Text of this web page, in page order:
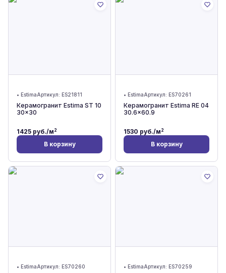
• EstimaАртикул: ES21811
Керамогранит Estima ST 10
30x30
1425 руб./м2
В корзину
• EstimaАртикул: ES70261
Керамогранит Estima RE 04
30.6x60.9
1530 руб./м2
В корзину
• EstimaАртикул: ES70260 • EstimaАртикул: ES70259